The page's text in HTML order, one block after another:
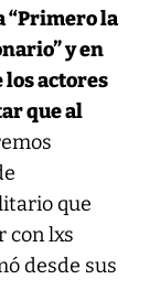
“Primero la
y en
los actores
que al
que
con lxs
desde sus